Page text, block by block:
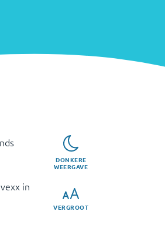
DONKERE
WEERGAVE
VERGROOT
in